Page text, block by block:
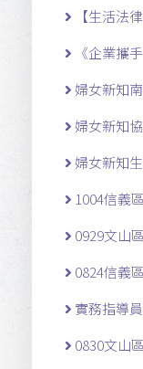
【生活法
《企業攜
婦女新知
婦女新知
婦女新知
1004信義
0929文山
0824信義
實務指導
0830文山